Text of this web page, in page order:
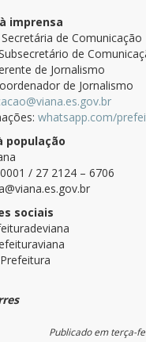
imprensa
de Comunicação
de
de Jornalismo
de Jornalismo
whatsapp.com/
população
/ 27 2124 – 6706
sociais
Publicado em terça-